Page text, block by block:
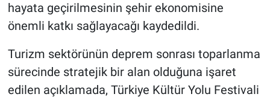
hayata geçirilmesinin şehir ekonomisine
önemli katkı sağlayacağı kaydedildi.
Turizm sektörünün deprem sonrası toparlanma
sürecinde stratejik bir alan olduğuna işaret
edilen açıklamada, Türkiye Kültür Yolu Festivali